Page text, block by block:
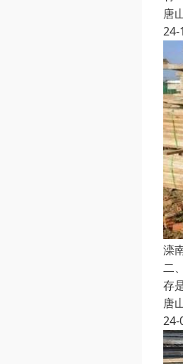
唐
24-
滦
二
存
唐
24-